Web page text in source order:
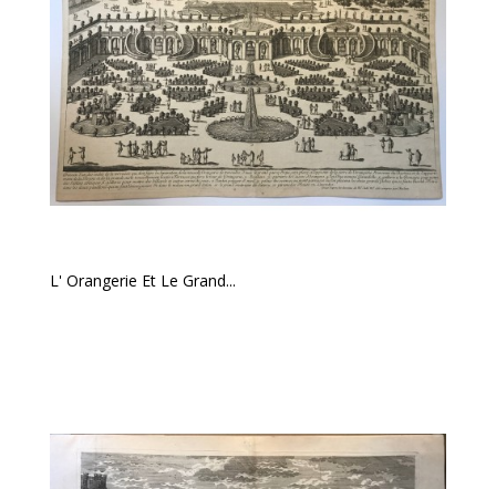
L' Orangerie Et Le Grand...